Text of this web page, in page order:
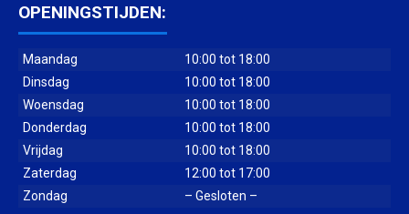
OPENINGSTIJDEN:
Maandag
10:00 tot 18:00
Dinsdag
10:00 tot 18:00
Woensdag
10:00 tot 18:00
Donderdag
10:00 tot 18:00
Vrijdag
10:00 tot 18:00
Zaterdag
12:00 tot 17:00
Zondag
– Gesloten –